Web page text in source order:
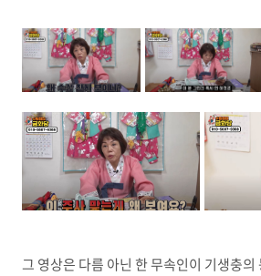
그 영상은 다름 아닌 한 무속인이 기생충